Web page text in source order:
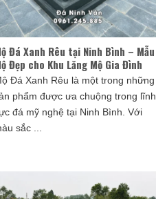
Đá Xanh Rêu tại Ninh Bình – Mẫu
Đẹp cho Khu Lăng Mộ Gia Đình
Đá Xanh Rêu là một trong những
phẩm được ưa chuộng trong lĩnh
đá mỹ nghệ tại Ninh Bình. Với
sắc ...